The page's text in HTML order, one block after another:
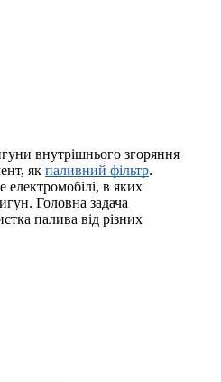
внутрішнього згоряння
як паливний фільтр.
в яких
Головна задача
палива від різних